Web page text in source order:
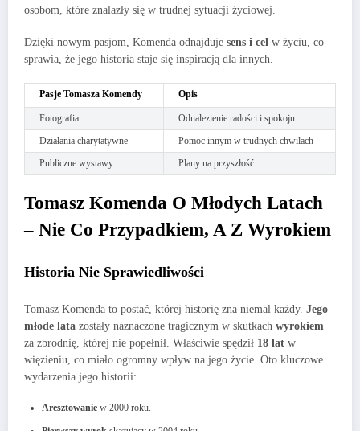
osobom, które znalazły się w trudnej sytuacji życiowej.
Dzięki nowym pasjom, Komenda odnajduje sens i cel w życiu, co
sprawia, że jego historia staje się inspiracją dla innych.
Pasje Tomasza Komendy Opis
Fotografia
Odnalezienie radości i spokoju
Działania charytatywne
Pomoc innym w trudnych chwilach
Publiczne wystawy
Plany na przyszłość
Tomasz Komenda O Młodych Latach
– Nie Co Przypadkiem, A Z Wyrokiem
Historia Nie Sprawiedliwości
Tomasz Komenda to postać, której historię zna niemal każdy. Jego
młode lata zostały naznaczone tragicznym w skutkach wyrokiem
za zbrodnię, której nie popełnił. Właściwie spędził 18 lat w
więzieniu, co miało ogromny wpływ na jego życie. Oto kluczowe
wydarzenia jego historii:
Aresztowanie w 2000 roku.